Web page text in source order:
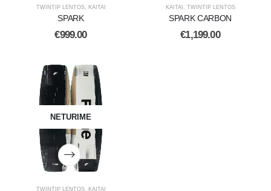
TWINTIP LENTOS, KAITAI
SPARK
€999.00
KAITAI TWINTIP LENTOS
SPARK CARBON
€1,199.00
NETURIME
TWINTIP LENTOS, KAITAI